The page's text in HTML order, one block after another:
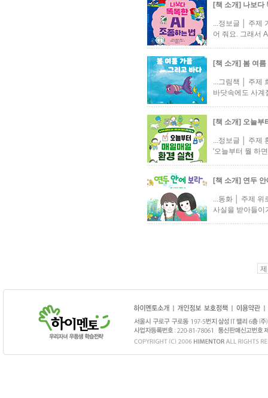
[책 소개] 나보다
...정보글 │ 주제
어 줘요. 그래서
[책 소개] 봄 여
...그림책 │ 주제
바닷속에도 사
[책 소개] 오늘부
...정보글 │ 주제
'오늘부터 뭘 하
[책 소개] 연두
...동화 │ 주제 위
사실을 받아들